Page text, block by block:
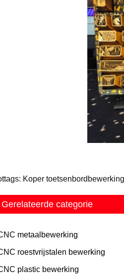
Koper toetsenbordbewerking
Gerelateerde categorie
metaalbewerking
roestvrijstalen bewerking
plastic bewerking